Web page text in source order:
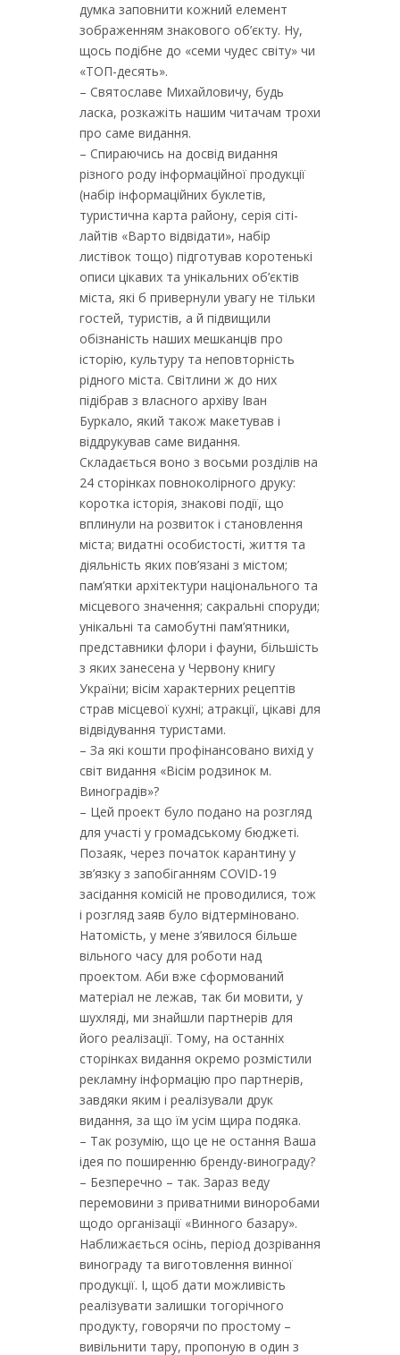
думка заповнити кожний елемент
зображенням знакового об’єкту. Ну,
щось подібне до «семи чудес світу» чи
«ТОП-десять».
– Святославе Михайловичу, будь
ласка, розкажіть нашим читачам трохи
про саме видання.
– Спираючись на досвід видання
різного роду інформаційної продукції
(набір інформаційних буклетів,
туристична карта району, серія сіті-
лайтів «Варто відвідати», набір
листівок тощо) підготував коротенькі
описи цікавих та унікальних об’єктів
міста, які б привернули увагу не тільки
гостей, туристів, а й підвищили
обізнаність наших мешканців про
історію, культуру та неповторність
рідного міста. Світлини ж до них
підібрав з власного архіву Іван
Буркало, який також макетував і
віддрукував саме видання.
Складається воно з восьми розділів на
24 сторінках повноколірного друку:
коротка історія, знакові події, що
вплинули на розвиток і становлення
міста; видатні особистості, життя та
діяльність яких пов’язані з містом;
пам’ятки архітектури національного та
місцевого значення; сакральні споруди;
унікальні та самобутні пам’ятники,
представники флори і фауни, більшість
з яких занесена у Червону книгу
України; вісім характерних рецептів
страв місцевої кухні; атракції, цікаві для
відвідування туристами.
– За які кошти профінансовано вихід у
світ видання «Вісім родзинок м.
Виноградів»?
– Цей проект було подано на розгляд
для участі у громадському бюджеті.
Позаяк, через початок карантину у
зв’язку з запобіганням COVID-19
засідання комісій не проводилися, тож
і розгляд заяв було відтерміновано.
Натомість, у мене з’явилося більше
вільного часу для роботи над
проектом. Аби вже сформований
матеріал не лежав, так би мовити, у
шухляді, ми знайшли партнерів для
його реалізації. Тому, на останніх
сторінках видання окремо розмістили
рекламну інформацію про партнерів,
завдяки яким і реалізували друк
видання, за що їм усім щира подяка.
– Так розумію, що це не остання Ваша
ідея по поширенню бренду-винограду?
– Безперечно – так. Зараз веду
перемовини з приватними виноробами
щодо організації «Винного базару».
Наближається осінь, період дозрівання
винограду та виготовлення винної
продукції. І, щоб дати можливість
реалізувати залишки тогорічного
продукту, говорячи по простому –
вивільнити тару, пропоную в один з